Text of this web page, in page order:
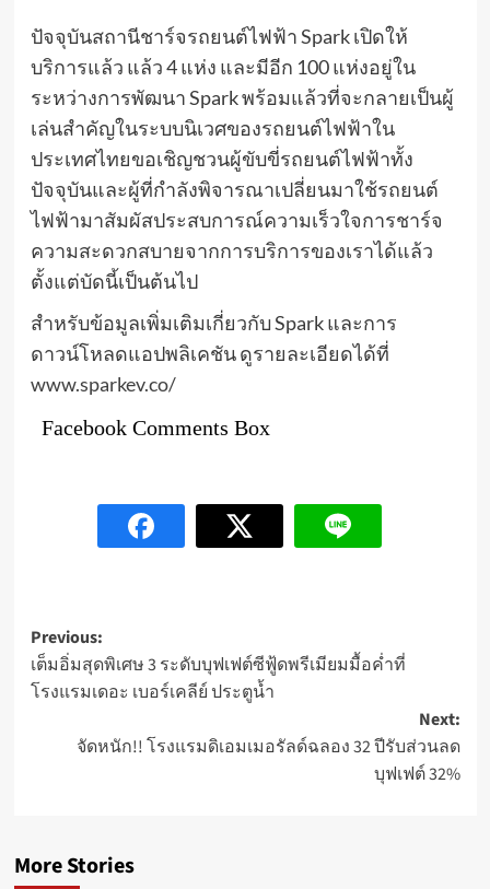
ปัจจุบันสถานีชาร์จรถยนต์ไฟฟ้า Spark เปิดให้
บริการแล้ว แล้ว 4 แห่ง และมีอีก 100 แห่งอยู่ใน
ระหว่างการพัฒนา Spark พร้อมแล้วที่จะกลายเป็นผู้
เล่นสำคัญในระบบนิเวศของรถยนต์ไฟฟ้าใน
ประเทศไทยขอเชิญชวนผู้ขับขี่รถยนต์ไฟฟ้าทั้ง
ปัจจุบันและผู้ที่กำลังพิจารณาเปลี่ยนมาใช้รถยนต์
ไฟฟ้ามาสัมผัสประสบการณ์ความเร็วใจการชาร์จ
ความสะดวกสบายจากการบริการของเราได้แล้ว
ตั้งแต่บัดนี้เป็นต้นไป
สำหรับข้อมูลเพิ่มเติมเกี่ยวกับ Spark และการ
ดาวน์โหลดแอปพลิเคชัน ดูรายละเอียดได้ที่
www.sparkev.co/
Facebook Comments Box
Post
navigation
Previous:
เต็มอิ่มสุดพิเศษ 3 ระดับบุฟเฟต์ซีฟู้ดพรีเมียมมื้อค่ำที่
โรงแรมเดอะ เบอร์เคลีย์ ประตูน้ำ
Next:
จัดหนัก!! โรงแรมดิเอมเมอรัลด์ฉลอง 32 ปีรับส่วนลด
บุฟเฟต์ 32%
More Stories